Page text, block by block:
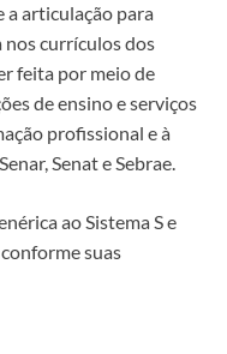
a articulação para
nos currículos dos
feita por meio de
de ensino e serviços
profissional e à
Senat e Sebrae.
ao Sistema S e
suas